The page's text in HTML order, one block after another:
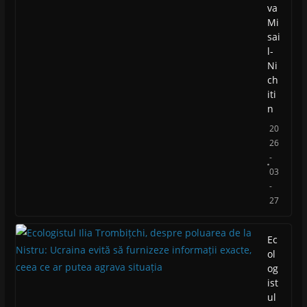
va
Mi
sai
l-
Ni
ch
iti
n
20
26
-
03
-
27
Ec
ol
og
ist
ul